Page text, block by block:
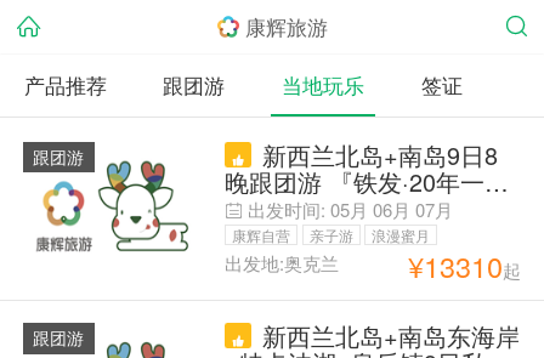
康辉旅游
产品推荐
跟团游 当地玩乐 签证
跟团游 新西兰北岛+南岛9日8
晚跟团游 『铁发·20年一手
地接·』蓝眼小企鹅※皇后镇
连住2晚※住星空小镇&冰湖
镇蒂阿娜|可冰川直升机|北
岛全景游览霍比特村|萤火
虫洞|天然地热公园|爱歌顿
牧场
出发时间: 05月 06月 07月
康辉自营 亲子游
浪漫蜜月
父母安心游
出发地:奥克兰 ¥13310起
跟团游 新西兰北岛+南岛东海岸